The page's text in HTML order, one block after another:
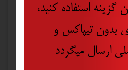
استفاده کنید،
بدون تیپاکس و
ارسال میگردد